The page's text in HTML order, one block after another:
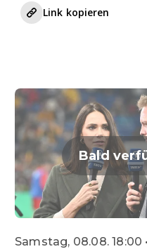
Link kopieren
Bald
Samstag, 08.08. 18:00